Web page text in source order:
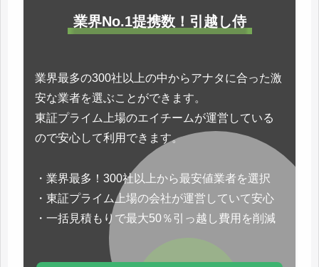
業界No.1提携数！引越し侍
業界最多の300社以上の中からアナタに合った激
安な業者を選ぶことができます。
東証プライム上場のエイチームが運営している
ので安心して利用できます。
・業界最多！300社以上から最安値業者を選択
・東証プライム上場の会社が運営していて安心
・一括見積もりで最大50％引っ越し費用を削減